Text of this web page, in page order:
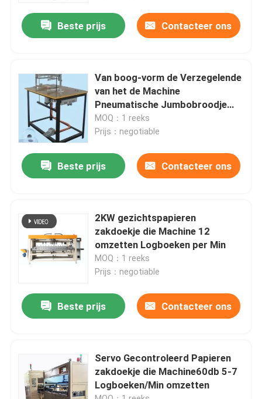
Producten
VR-show
Ongeveer ons
Kwaliteitscontrole
Nieuws
Papieren zakdoekjemachine
gezichtsweefselmachine
Beste prijs Contacteer ons
Van boog-vorm de Verzegelende
van het de Machine
Pneumatische Jumbobroodje
Weefselrewinder Snijmachine
Rewinder 220V
MOQ：1 reeks
Prijs：negotiable
Beste prijs Contacteer ons
2KW gezichtspapieren
zakdoekje die Machine 12
omzetten Logboeken per Min
MOQ：1 reeks
Prijs：negotiable
Beste prijs Contacteer ons
Servo Gecontroleerd Papieren
zakdoekje die Machine60db 5-7
Logboeken/Min omzetten